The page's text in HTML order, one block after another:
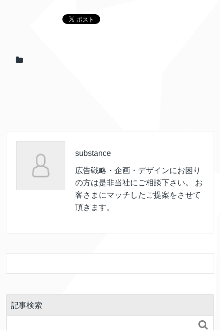
substance
広告戦略・企画・デザインにお困り
の方は是非当社にご相談下さい。 お
客さまにマッチしたご提案をさせて
頂きます。
記事検索
